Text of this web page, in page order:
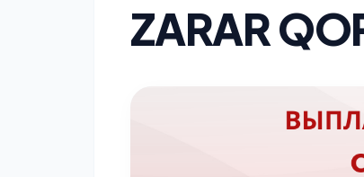
ZARAR